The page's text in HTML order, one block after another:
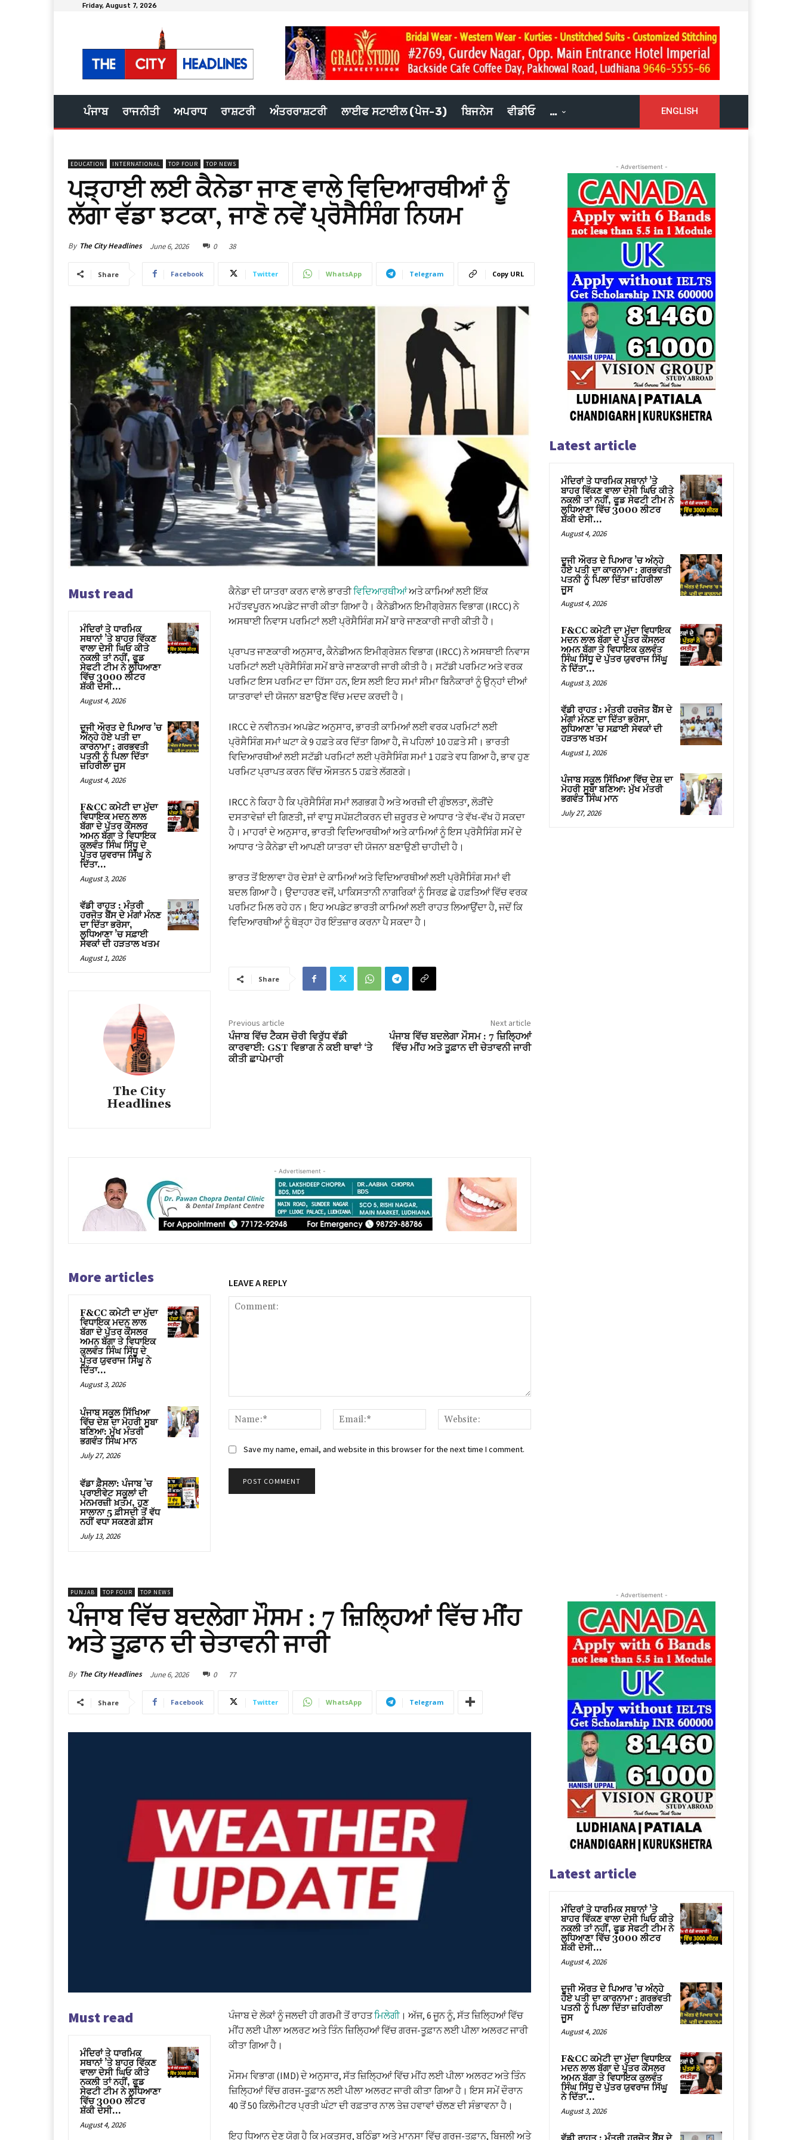
Friday, August 7, 2026
ਪੰਜਾਬ ਰਾਜਨੀਤੀ ਅਪਰਾਧ ਰਾਸ਼ਟਰੀ ਅੰਤਰਰਾਸ਼ਟਰੀ ਲਾਈਫ ਸਟਾਈਲ (ਪੇਜ-3) ਬਿਜਨੇਸ ਵੀਡੀਓ … ENGLISH
EDUCATION INTERNATIONAL TOP FOUR TOP NEWS
ਪੜ੍ਹਾਈ ਲਈ ਕੈਨੇਡਾ ਜਾਣ ਵਾਲੇ ਵਿਦਿਆਰਥੀਆਂ ਨੂੰ
ਲੱਗਾ ਵੱਡਾ ਝਟਕਾ, ਜਾਣੋ ਨਵੇਂ ਪ੍ਰੋਸੈਸਿੰਗ ਨਿਯਮ
By The City Headlines June 6, 2026 0 38
Share Facebook Twitter WhatsApp Telegram Copy URL
Must read
ਮੰਦਿਰਾਂ ਤੇ ਧਾਰਮਿਕ
ਸਥਾਨਾਂ ’ਤੇ ਬਾਹਰ ਵਿੱਕਣ
ਵਾਲਾ ਦੇਸੀ ਘਿਓ ਕੀਤੇ
ਨਕਲੀ ਤਾਂ ਨਹੀਂ, ਫੂਡ
ਸੇਫਟੀ ਟੀਮ ਨੇ ਲੁਧਿਆਣਾ
ਵਿੱਚ 3000 ਲੀਟਰ
ਸ਼ੱਕੀ ਦੇਸੀ...
August 4, 2026
ਦੂਜੀ ਔਰਤ ਦੇ ਪਿਆਰ ’ਚ
ਅੰਨ੍ਹੇ ਹੋਏ ਪਤੀ ਦਾ
ਕਾਰਨਾਮਾ : ਗਰਭਵਤੀ
ਪਤਨੀ ਨੂੰ ਪਿਲਾ ਦਿੱਤਾ
ਜ਼ਹਿਰੀਲਾ ਜੂਸ
August 4, 2026
F&CC ਕਮੇਟੀ ਦਾ ਮੁੱਦਾ
ਵਿਧਾਇਕ ਮਦਨ ਲਾਲ
ਬੱਗਾ ਦੇ ਪੁੱਤਰ ਕੌਂਸਲਰ
ਅਮਨ ਬੱਗਾ ਤੇ ਵਿਧਾਇਕ
ਕੁਲਵੰਤ ਸਿੰਘ ਸਿੱਧੂ ਦੇ
ਪੁੱਤਰ ਯੁਵਰਾਜ ਸਿੱਘੂ ਨੇ
ਦਿੱਤਾ...
August 3, 2026
ਵੱਡੀ ਰਾਹਤ : ਮੰਤਰੀ
ਹਰਜੋਤ ਬੈਂਸ ਦੇ ਮੰਗਾਂ ਮੰਨਣ
ਦਾ ਦਿੱਤਾ ਭਰੋਸਾ,
ਲੁਧਿਆਣਾ ’ਚ ਸਫ਼ਾਈ
ਸੇਵਕਾਂ ਦੀ ਹੜਤਾਲ ਖਤਮ
August 1, 2026
The City
Headlines
ਕੈਨੇਡਾ ਦੀ ਯਾਤਰਾ ਕਰਨ ਵਾਲੇ ਭਾਰਤੀਵਿਦਿਆਰਥੀਆਂਅਤੇ ਕਾਮਿਆਂ ਲਈ ਇੱਕ
ਮਹੱਤਵਪੂਰਨ ਅਪਡੇਟ ਜਾਰੀ ਕੀਤਾ ਗਿਆ ਹੈ। ਕੈਨੇਡੀਅਨ ਇਮੀਗ੍ਰੇਸ਼ਨ ਵਿਭਾਗ (IRCC) ਨੇ
ਅਸਥਾਈ ਨਿਵਾਸ ਪਰਮਿਟਾਂ ਲਈ ਪ੍ਰੋਸੈਸਿੰਗ ਸਮੇਂ ਬਾਰੇ ਜਾਣਕਾਰੀ ਜਾਰੀ ਕੀਤੀ ਹੈ।
ਪ੍ਰਾਪਤ ਜਾਣਕਾਰੀ ਅਨੁਸਾਰ, ਕੈਨੇਡੀਅਨ ਇਮੀਗ੍ਰੇਸ਼ਨ ਵਿਭਾਗ (IRCC) ਨੇ ਅਸਥਾਈ ਨਿਵਾਸ
ਪਰਮਿਟਾਂ ਲਈ ਪ੍ਰੋਸੈਸਿੰਗ ਸਮੇਂ ਬਾਰੇ ਜਾਣਕਾਰੀ ਜਾਰੀ ਕੀਤੀ ਹੈ। ਸਟੱਡੀ ਪਰਮਿਟ ਅਤੇ ਵਰਕ
ਪਰਮਿਟ ਇਸ ਪਰਮਿਟ ਦਾ ਹਿੱਸਾ ਹਨ, ਇਸ ਲਈ ਇਹ ਸਮਾਂ ਸੀਮਾ ਬਿਨੈਕਾਰਾਂ ਨੂੰ ਉਨ੍ਹਾਂ ਦੀਆਂ
ਯਾਤਰਾਵਾਂ ਦੀ ਯੋਜਨਾ ਬਣਾਉਣ ਵਿੱਚ ਮਦਦ ਕਰਦੀ ਹੈ।
IRCC ਦੇ ਨਵੀਨਤਮ ਅਪਡੇਟ ਅਨੁਸਾਰ, ਭਾਰਤੀ ਕਾਮਿਆਂ ਲਈ ਵਰਕ ਪਰਮਿਟਾਂ ਲਈ
ਪ੍ਰੋਸੈਸਿੰਗ ਸਮਾਂ ਘਟਾ ਕੇ 9 ਹਫ਼ਤੇ ਕਰ ਦਿੱਤਾ ਗਿਆ ਹੈ, ਜੋ ਪਹਿਲਾਂ 10 ਹਫ਼ਤੇ ਸੀ। ਭਾਰਤੀ
ਵਿਦਿਆਰਥੀਆਂ ਲਈ ਸਟੱਡੀ ਪਰਮਿਟਾਂ ਲਈ ਪ੍ਰੋਸੈਸਿੰਗ ਸਮਾਂ 1 ਹਫ਼ਤੇ ਵਧ ਗਿਆ ਹੈ, ਭਾਵ ਹੁਣ
ਪਰਮਿਟ ਪ੍ਰਾਪਤ ਕਰਨ ਵਿੱਚ ਔਸਤਨ 5 ਹਫ਼ਤੇ ਲੱਗਣਗੇ।
IRCC ਨੇ ਕਿਹਾ ਹੈ ਕਿ ਪ੍ਰੋਸੈਸਿੰਗ ਸਮਾਂ ਲਗਭਗ ਹੈ ਅਤੇ ਅਰਜ਼ੀ ਦੀ ਗੁੰਝਲਤਾ, ਲੋੜੀਂਦੇ
ਦਸਤਾਵੇਜ਼ਾਂ ਦੀ ਗਿਣਤੀ, ਜਾਂ ਵਾਧੂ ਸਪੱਸ਼ਟੀਕਰਨ ਦੀ ਜ਼ਰੂਰਤ ਦੇ ਆਧਾਰ ‘ਤੇ ਵੱਖ-ਵੱਖ ਹੋ ਸਕਦਾ
ਹੈ। ਮਾਹਰਾਂ ਦੇ ਅਨੁਸਾਰ, ਭਾਰਤੀ ਵਿਦਿਆਰਥੀਆਂ ਅਤੇ ਕਾਮਿਆਂ ਨੂੰ ਇਸ ਪ੍ਰੋਸੈਸਿੰਗ ਸਮੇਂ ਦੇ
ਆਧਾਰ ‘ਤੇ ਕੈਨੇਡਾ ਦੀ ਆਪਣੀ ਯਾਤਰਾ ਦੀ ਯੋਜਨਾ ਬਣਾਉਣੀ ਚਾਹੀਦੀ ਹੈ।
ਭਾਰਤ ਤੋਂ ਇਲਾਵਾ ਹੋਰ ਦੇਸ਼ਾਂ ਦੇ ਕਾਮਿਆਂ ਅਤੇ ਵਿਦਿਆਰਥੀਆਂ ਲਈ ਪ੍ਰੋਸੈਸਿੰਗ ਸਮਾਂ ਵੀ
ਬਦਲ ਗਿਆ ਹੈ। ਉਦਾਹਰਣ ਵਜੋਂ, ਪਾਕਿਸਤਾਨੀ ਨਾਗਰਿਕਾਂ ਨੂੰ ਸਿਰਫ਼ ਛੇ ਹਫ਼ਤਿਆਂ ਵਿੱਚ ਵਰਕ
ਪਰਮਿਟ ਮਿਲ ਰਹੇ ਹਨ। ਇਹ ਅਪਡੇਟ ਭਾਰਤੀ ਕਾਮਿਆਂ ਲਈ ਰਾਹਤ ਲਿਆਉਂਦਾ ਹੈ, ਜਦੋਂ ਕਿ
ਵਿਦਿਆਰਥੀਆਂ ਨੂੰ ਥੋੜ੍ਹਾ ਹੋਰ ਇੰਤਜ਼ਾਰ ਕਰਨਾ ਪੈ ਸਕਦਾ ਹੈ।
Share
Previous article
ਪੰਜਾਬ ਵਿੱਚ ਟੈਕਸ ਚੋਰੀ ਵਿਰੁੱਧ ਵੱਡੀ
ਕਾਰਵਾਈ: GST ਵਿਭਾਗ ਨੇ ਕਈ ਥਾਵਾਂ ‘ਤੇ
ਕੀਤੀ ਛਾਪੇਮਾਰੀ
Next article
ਪੰਜਾਬ ਵਿੱਚ ਬਦਲੇਗਾ ਮੌਸਮ : 7 ਜ਼ਿਲ੍ਹਿਆਂ
ਵਿੱਚ ਮੀਂਹ ਅਤੇ ਤੂਫ਼ਾਨ ਦੀ ਚੇਤਾਵਨੀ ਜਾਰੀ
- Advertisement -
More articles
F&CC ਕਮੇਟੀ ਦਾ ਮੁੱਦਾ
ਵਿਧਾਇਕ ਮਦਨ ਲਾਲ
ਬੱਗਾ ਦੇ ਪੁੱਤਰ ਕੌਂਸਲਰ
ਅਮਨ ਬੱਗਾ ਤੇ ਵਿਧਾਇਕ
ਕੁਲਵੰਤ ਸਿੰਘ ਸਿੱਧੂ ਦੇ
ਪੁੱਤਰ ਯੁਵਰਾਜ ਸਿੱਘੂ ਨੇ
ਦਿੱਤਾ...
August 3, 2026
ਪੰਜਾਬ ਸਕੂਲ ਸਿੱਖਿਆ
ਵਿੱਚ ਦੇਸ਼ ਦਾ ਮੋਹਰੀ ਸੂਬਾ
ਬਣਿਆ: ਮੁੱਖ ਮੰਤਰੀ
ਭਗਵੰਤ ਸਿੰਘ ਮਾਨ
July 27, 2026
ਵੱਡਾ ਫ਼ੈਸਲਾ: ਪੰਜਾਬ ’ਚ
ਪ੍ਰਾਈਵੇਟ ਸਕੂਲਾਂ ਦੀ
ਮਨਮਰਜ਼ੀ ਖ਼ਤਮ, ਹੁਣ
ਸਾਲਾਨਾ 5 ਫ਼ੀਸਦੀ ਤੋਂ ਵੱਧ
ਨਹੀਂ ਵਧਾ ਸਕਣਗੇ ਫ਼ੀਸ
July 13, 2026
LEAVE A REPLY
Name:*
Email:*
Save my name, email, and website in this browser for the next time I comment.
- Advertisement -
Latest article
ਮੰਦਿਰਾਂ ਤੇ ਧਾਰਮਿਕ ਸਥਾਨਾਂ ’ਤੇ
ਬਾਹਰ ਵਿੱਕਣ ਵਾਲਾ ਦੇਸੀ ਘਿਓ ਕੀਤੇ
ਨਕਲੀ ਤਾਂ ਨਹੀਂ, ਫੂਡ ਸੇਫਟੀ ਟੀਮ ਨੇ
ਲੁਧਿਆਣਾ ਵਿੱਚ 3000 ਲੀਟਰ
ਸ਼ੱਕੀ ਦੇਸੀ...
August 4, 2026
ਦੂਜੀ ਔਰਤ ਦੇ ਪਿਆਰ ’ਚ ਅੰਨ੍ਹੇ
ਹੋਏ ਪਤੀ ਦਾ ਕਾਰਨਾਮਾ : ਗਰਭਵਤੀ
ਪਤਨੀ ਨੂੰ ਪਿਲਾ ਦਿੱਤਾ ਜ਼ਹਿਰੀਲਾ
ਜੂਸ
August 4, 2026
F&CC ਕਮੇਟੀ ਦਾ ਮੁੱਦਾ ਵਿਧਾਇਕ
ਮਦਨ ਲਾਲ ਬੱਗਾ ਦੇ ਪੁੱਤਰ ਕੌਂਸਲਰ
ਅਮਨ ਬੱਗਾ ਤੇ ਵਿਧਾਇਕ ਕੁਲਵੰਤ
ਸਿੰਘ ਸਿੱਧੂ ਦੇ ਪੁੱਤਰ ਯੁਵਰਾਜ ਸਿੱਘੂ
ਨੇ ਦਿੱਤਾ...
August 3, 2026
ਵੱਡੀ ਰਾਹਤ : ਮੰਤਰੀ ਹਰਜੋਤ ਬੈਂਸ ਦੇ
ਮੰਗਾਂ ਮੰਨਣ ਦਾ ਦਿੱਤਾ ਭਰੋਸਾ,
ਲੁਧਿਆਣਾ ’ਚ ਸਫ਼ਾਈ ਸੇਵਕਾਂ ਦੀ
ਹੜਤਾਲ ਖਤਮ
August 1, 2026
ਪੰਜਾਬ ਸਕੂਲ ਸਿੱਖਿਆ ਵਿੱਚ ਦੇਸ਼ ਦਾ
ਮੋਹਰੀ ਸੂਬਾ ਬਣਿਆ: ਮੁੱਖ ਮੰਤਰੀ
ਭਗਵੰਤ ਸਿੰਘ ਮਾਨ
July 27, 2026